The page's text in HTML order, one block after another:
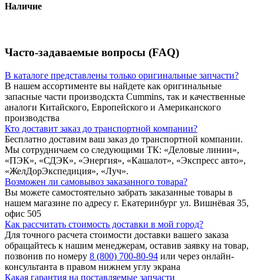
Наличие
Часто-задаваемые вопросы (FAQ)
В каталоге представлены только оригинальные запчасти?
В нашем ассортименте вы найдете как оригинальные
запасные части производскта Cummins, так и качественные
аналоги Китайского, Европейского и Американского
производства
Кто доставит заказ до транспортной компании?
Бесплатно доставим ваш заказ до транспортной компании.
Мы сотрудничаем со следующими ТК: «Деловые линии»,
«ПЭК», «СДЭК», «Энергия», «Кашалот», «Экспресс авто»,
«ЖелДорЭкспедиция», «Луч».
Возможен ли самовывоз заказанного товара?
Вы можете самостоятельно забрать заказанные товары в
нашем магазине по адресу г. Екатеринбург ул. Вишнёвая 35,
офис 505
Как рассчитать стоимость доставки в мой город?
Для точного расчета стоимости доставки вашего заказа
обращайтесь к нашим менеджерам, оставив заявку на товар,
позвонив по номеру 8 (800) 700-80-94 или через онлайн-
консультанта в правом нижнем углу экрана
Какая гарантия на поставляемые запчасти